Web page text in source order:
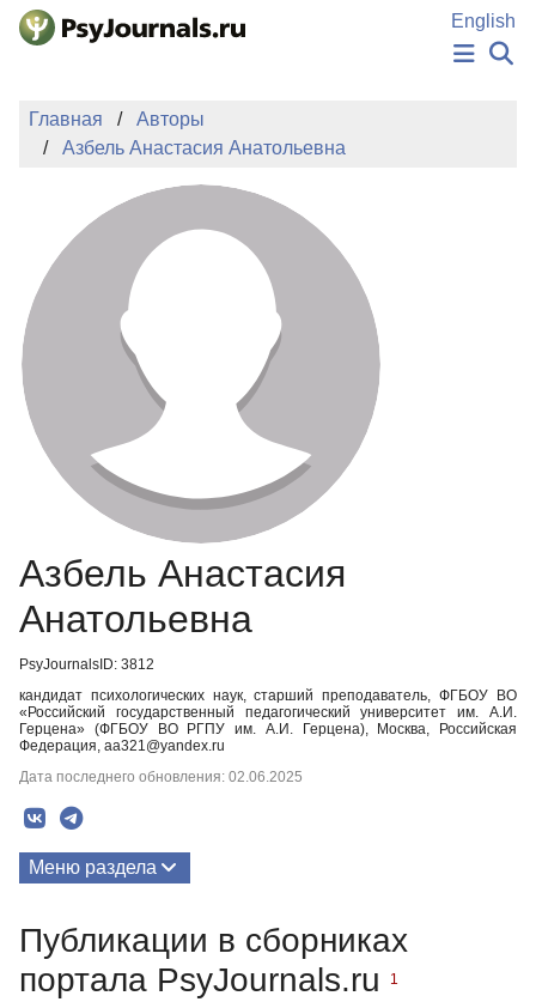
Перейти к основному содержанию
English
ИЗДАНИЯ
ПОДАТЬ РУКОПИСЬ
БАЗА ЗНАНИЙ
КЛЮЧЕВЫЕ СЛОВА
Регистрация
Главная
Авторы
Азбель Анастасия Анатольевна
Азбель Анастасия
Анатольевна
PsyJournalsID: 3812
кандидат психологических наук, старший преподаватель, ФГБОУ ВО
«Российский государственный педагогический университет им. А.И.
Герцена» (ФГБОУ ВО РГПУ им. А.И. Герцена), Москва, Российская
Федерация, aa321@yandex.ru
Дата последнего обновления: 02.06.2025
Меню раздела
Публикации в сборниках
портала PsyJournals.ru
1